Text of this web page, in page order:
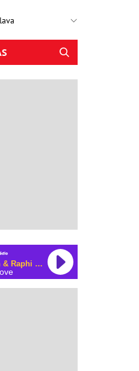
Armand Van Helden & Raphi & George Reid